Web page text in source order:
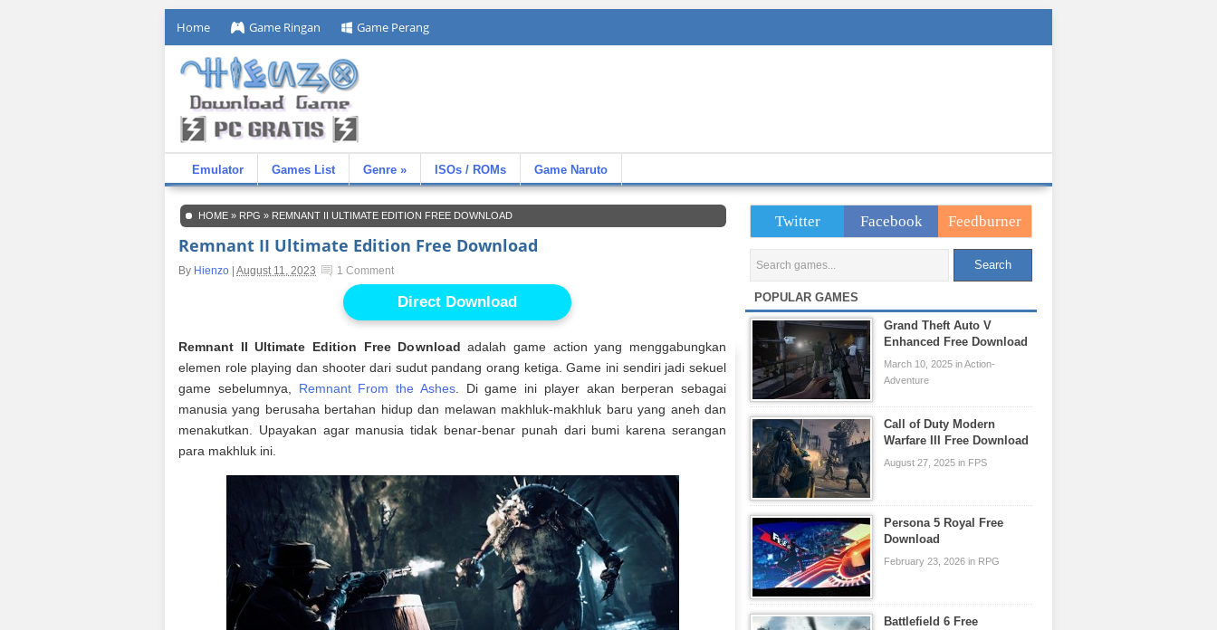
Home Game Ringan Game Perang
Emulator Games List Genre » ISOs / ROMs Game Naruto
HOME » RPG » REMNANT II ULTIMATE EDITION FREE DOWNLOAD
Remnant II Ultimate Edition Free Download
By Hienzo August 11, 2023 1 Comment
Direct Download
Remnant II Ultimate Edition Free Download adalah game action yang menggabungkan
elemen role playing dan shooter dari sudut pandang orang ketiga. Game ini sendiri jadi sekuel
game sebelumnya, Remnant From the Ashes. Di game ini player akan berperan sebagai
manusia yang berusaha bertahan hidup dan melawan makhluk-makhluk baru yang aneh dan
menakutkan. Upayakan agar manusia tidak benar-benar punah dari bumi karena serangan
para makhluk ini.
Twitter Facebook Feedburner
POPULAR GAMES
Grand Theft Auto V
Enhanced Free Download
March 10, 2025 in Action-
Adventure
Call of Duty Modern
Warfare III Free Download
August 27, 2025 in FPS
Persona 5 Royal Free
Download
February 23, 2026 in RPG
Battlefield 6 Free